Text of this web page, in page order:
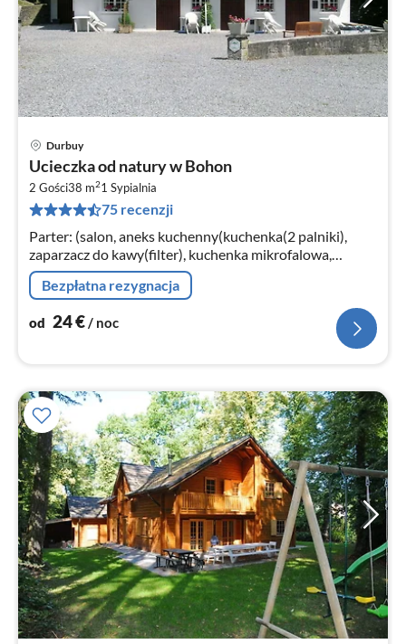
Durbuy
Ucieczka od natury w Bohon
2 Gości38 m21 Sypialnia
75 recenzji
Parter: (salon, aneks kuchenny(kuchenka(2 palniki),
zaparzacz do kawy(filter), kuchenka mikrofalowa,
lodówka), sypialnia(łóżko 2-osobowe(140 x 200 cm))
Bezpłatna rezygnacja
od 24€/ noc